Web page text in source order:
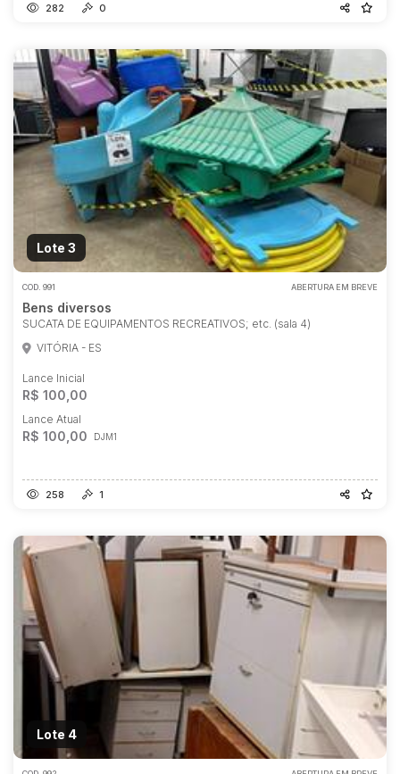
282 0
Lote 3
COD. 991 ABERTURA EM BREVE
Bens diversos
SUCATA DE EQUIPAMENTOS RECREATIVOS; etc. (sala 4)
VITÓRIA - ES
Lance Inicial
R$ 100,00
Lance Atual
R$ 100,00 DJM1
258 1
Lote 4